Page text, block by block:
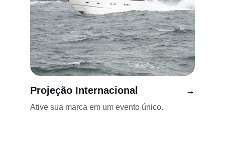
Projeção Internacional
Ative sua marca em um evento único.
→